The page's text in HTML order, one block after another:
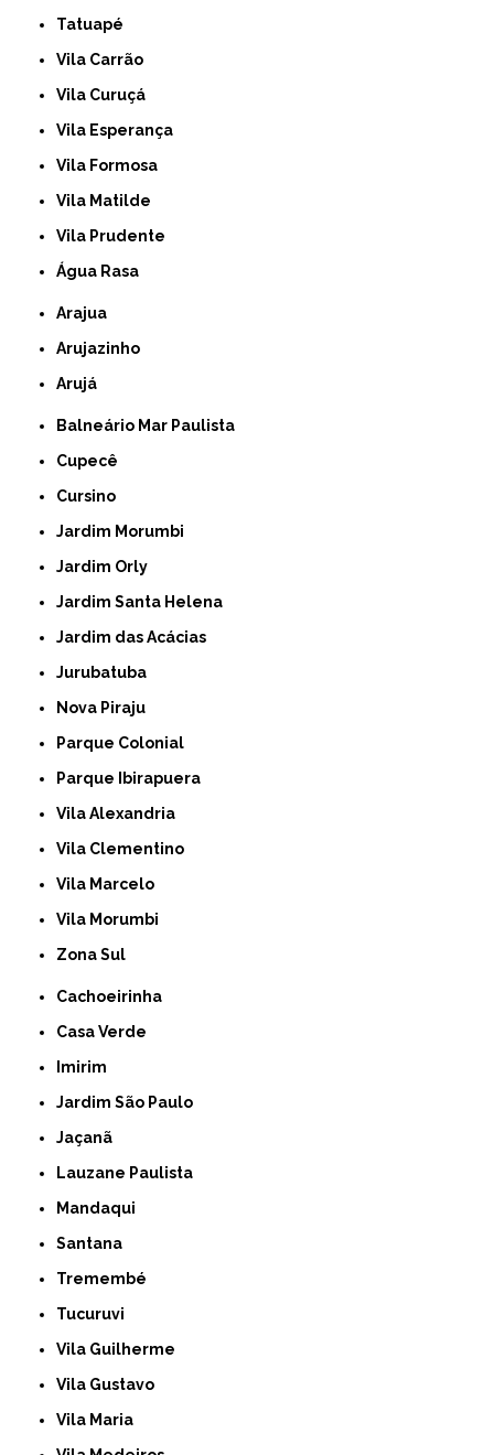
Tatuapé
Vila Carrão
Vila Curuçá
Vila Esperança
Vila Formosa
Vila Matilde
Vila Prudente
Água Rasa
Arajua
Arujazinho
Arujá
Balneário Mar Paulista
Cupecê
Cursino
Jardim Morumbi
Jardim Orly
Jardim Santa Helena
Jardim das Acácias
Jurubatuba
Nova Piraju
Parque Colonial
Parque Ibirapuera
Vila Alexandria
Vila Clementino
Vila Marcelo
Vila Morumbi
Zona Sul
Cachoeirinha
Casa Verde
Imirim
Jardim São Paulo
Jaçanã
Lauzane Paulista
Mandaqui
Santana
Tremembé
Tucuruvi
Vila Guilherme
Vila Gustavo
Vila Maria